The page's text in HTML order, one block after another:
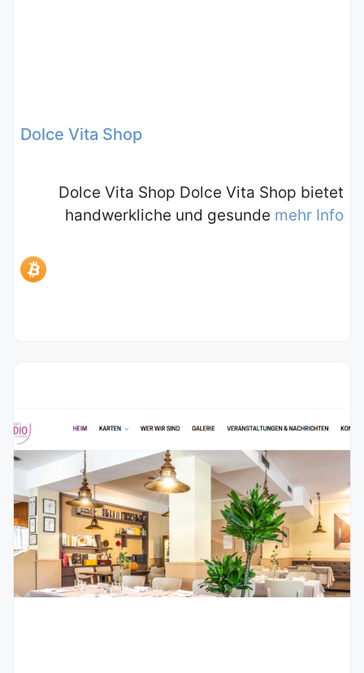
Dolce Vita Shop
Dolce Vita Shop Dolce Vita Shop bietet
handwerkliche und gesunde mehr Info